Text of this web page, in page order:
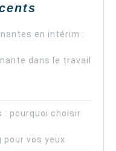
en intérim :
dans le travail
: pourquoi choisir
pour vos yeux